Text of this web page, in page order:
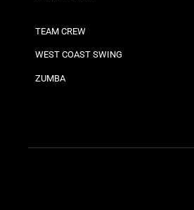
TEAM CREW
WEST COAST SWING
ZUMBA